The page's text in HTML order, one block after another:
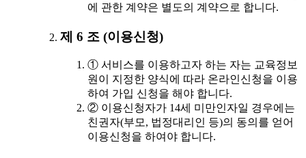
에 관한 계약은 별도의 계약으로 합니다.
제 6 조 (이용신청)
① 서비스를 이용하고자 하는 자는 교육정보
원이 지정한 양식에 따라 온라인신청을 이용
하여 가입 신청을 해야 합니다.
② 이용신청자가 14세 미만인자일 경우에는
친권자(부모, 법정대리인 등)의 동의를 얻어
이용신청을 하여야 합니다.